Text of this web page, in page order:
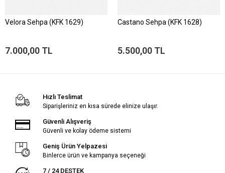
Velora Sehpa (KFK 1629)
7.000,00 TL
Castano Sehpa (KFK 1628)
5.500,00 TL
Hızlı Teslimat
Siparişleriniz en kısa sürede elinize ulaşır.
Güvenli Alışveriş
Güvenli ve kolay ödeme sistemi
Geniş Ürün Yelpazesi
Binlerce ürün ve kampanya seçeneği
7 / 24 DESTEK